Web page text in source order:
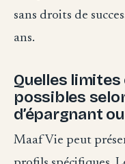
sans droits de
ans.
Quelles
possibles
d’épargnant
Maaf Vie peut